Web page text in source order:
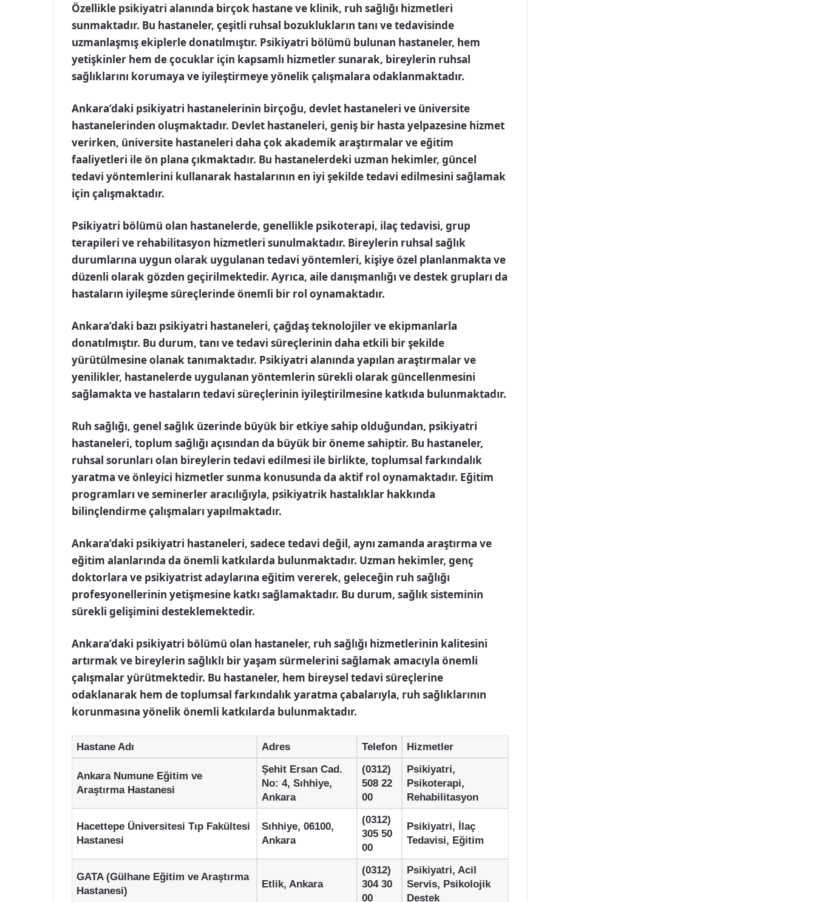
Özellikle psikiyatri alanında birçok hastane ve klinik, ruh sağlığı hizmetleri
sunmaktadır. Bu hastaneler, çeşitli ruhsal bozuklukların tanı ve tedavisinde
uzmanlaşmış ekiplerle donatılmıştır. Psikiyatri bölümü bulunan hastaneler, hem
yetişkinler hem de çocuklar için kapsamlı hizmetler sunarak, bireylerin ruhsal
sağlıklarını korumaya ve iyileştirmeye yönelik çalışmalara odaklanmaktadır.
Ankara’daki psikiyatri hastanelerinin birçoğu, devlet hastaneleri ve üniversite
hastanelerinden oluşmaktadır. Devlet hastaneleri, geniş bir hasta yelpazesine hizmet
verirken, üniversite hastaneleri daha çok akademik araştırmalar ve eğitim
faaliyetleri ile ön plana çıkmaktadır. Bu hastanelerdeki uzman hekimler, güncel
tedavi yöntemlerini kullanarak hastalarının en iyi şekilde tedavi edilmesini sağlamak
için çalışmaktadır.
Psikiyatri bölümü olan hastanelerde, genellikle psikoterapi, ilaç tedavisi, grup
terapileri ve rehabilitasyon hizmetleri sunulmaktadır. Bireylerin ruhsal sağlık
durumlarına uygun olarak uygulanan tedavi yöntemleri, kişiye özel planlanmakta ve
düzenli olarak gözden geçirilmektedir. Ayrıca, aile danışmanlığı ve destek grupları da
hastaların iyileşme süreçlerinde önemli bir rol oynamaktadır.
Ankara’daki bazı psikiyatri hastaneleri, çağdaş teknolojiler ve ekipmanlarla
donatılmıştır. Bu durum, tanı ve tedavi süreçlerinin daha etkili bir şekilde
yürütülmesine olanak tanımaktadır. Psikiyatri alanında yapılan araştırmalar ve
yenilikler, hastanelerde uygulanan yöntemlerin sürekli olarak güncellenmesini
sağlamakta ve hastaların tedavi süreçlerinin iyileştirilmesine katkıda bulunmaktadır.
Ruh sağlığı, genel sağlık üzerinde büyük bir etkiye sahip olduğundan, psikiyatri
hastaneleri, toplum sağlığı açısından da büyük bir öneme sahiptir. Bu hastaneler,
ruhsal sorunları olan bireylerin tedavi edilmesi ile birlikte, toplumsal farkındalık
yaratma ve önleyici hizmetler sunma konusunda da aktif rol oynamaktadır. Eğitim
programları ve seminerler aracılığıyla, psikiyatrik hastalıklar hakkında
bilinçlendirme çalışmaları yapılmaktadır.
Ankara’daki psikiyatri hastaneleri, sadece tedavi değil, aynı zamanda araştırma ve
eğitim alanlarında da önemli katkılarda bulunmaktadır. Uzman hekimler, genç
doktorlara ve psikiyatrist adaylarına eğitim vererek, geleceğin ruh sağlığı
profesyonellerinin yetişmesine katkı sağlamaktadır. Bu durum, sağlık sisteminin
sürekli gelişimini desteklemektedir.
Ankara’daki psikiyatri bölümü olan hastaneler, ruh sağlığı hizmetlerinin kalitesini
artırmak ve bireylerin sağlıklı bir yaşam sürmelerini sağlamak amacıyla önemli
çalışmalar yürütmektedir. Bu hastaneler, hem bireysel tedavi süreçlerine
odaklanarak hem de toplumsal farkındalık yaratma çabalarıyla, ruh sağlıklarının
korunmasına yönelik önemli katkılarda bulunmaktadır.
Hastane Adı Adres Telefon Hizmetler
Ankara Numune Eğitim ve
Araştırma Hastanesi
Şehit Ersan Cad.
No: 4, Sıhhiye,
Ankara
(0312)
508 22
00
Psikiyatri,
Psikoterapi,
Rehabilitasyon
Hacettepe Üniversitesi Tıp Fakültesi
Hastanesi
Sıhhiye, 06100,
Ankara
(0312)
305 50
00
Psikiyatri, İlaç
Tedavisi, Eğitim
GATA (Gülhane Eğitim ve Araştırma
Hastanesi)
Etlik, Ankara
(0312)
304 30
00
Psikiyatri, Acil
Servis, Psikolojik
Destek